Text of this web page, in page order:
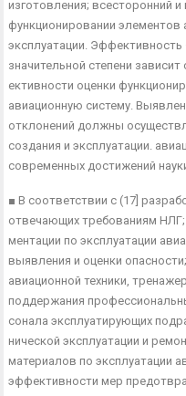
изготовления; всесторонний
функционировании элементов
эксплуатации.
значительной степени
ективности оценки
авиационную систему.
отклонений должны
создания и эксплуатации.
современных достижений
■ В соответствии с (17]
отвечающих требованиям
ментации по эксплуатации
выявления и оценки
авиационной техники,
поддержания
сонала эксплуатирующих
нической эксплуатации и
материалов по эксплуатации
эффективности мер